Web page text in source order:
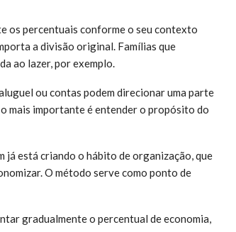
os percentuais conforme o seu contexto
a divisão original. Famílias que
ao lazer, por exemplo.
ou contas podem direcionar uma parte
mais importante é entender o propósito do
já está criando o hábito de organização, que
O método serve como ponto de
gradualmente o percentual de economia,